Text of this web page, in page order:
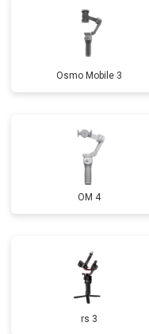
Osmo Mobile 3
OM 4
rs 3